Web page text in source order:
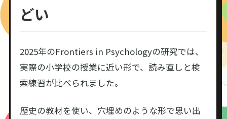
どい
2025年のFrontiers in Psychologyの研究では、
実際の小学校の授業に近い形で、読み直しと検
索練習が比べられました。
歴史の教材を使い、穴埋めのような形で思い出